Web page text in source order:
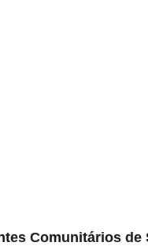
Comunitários de